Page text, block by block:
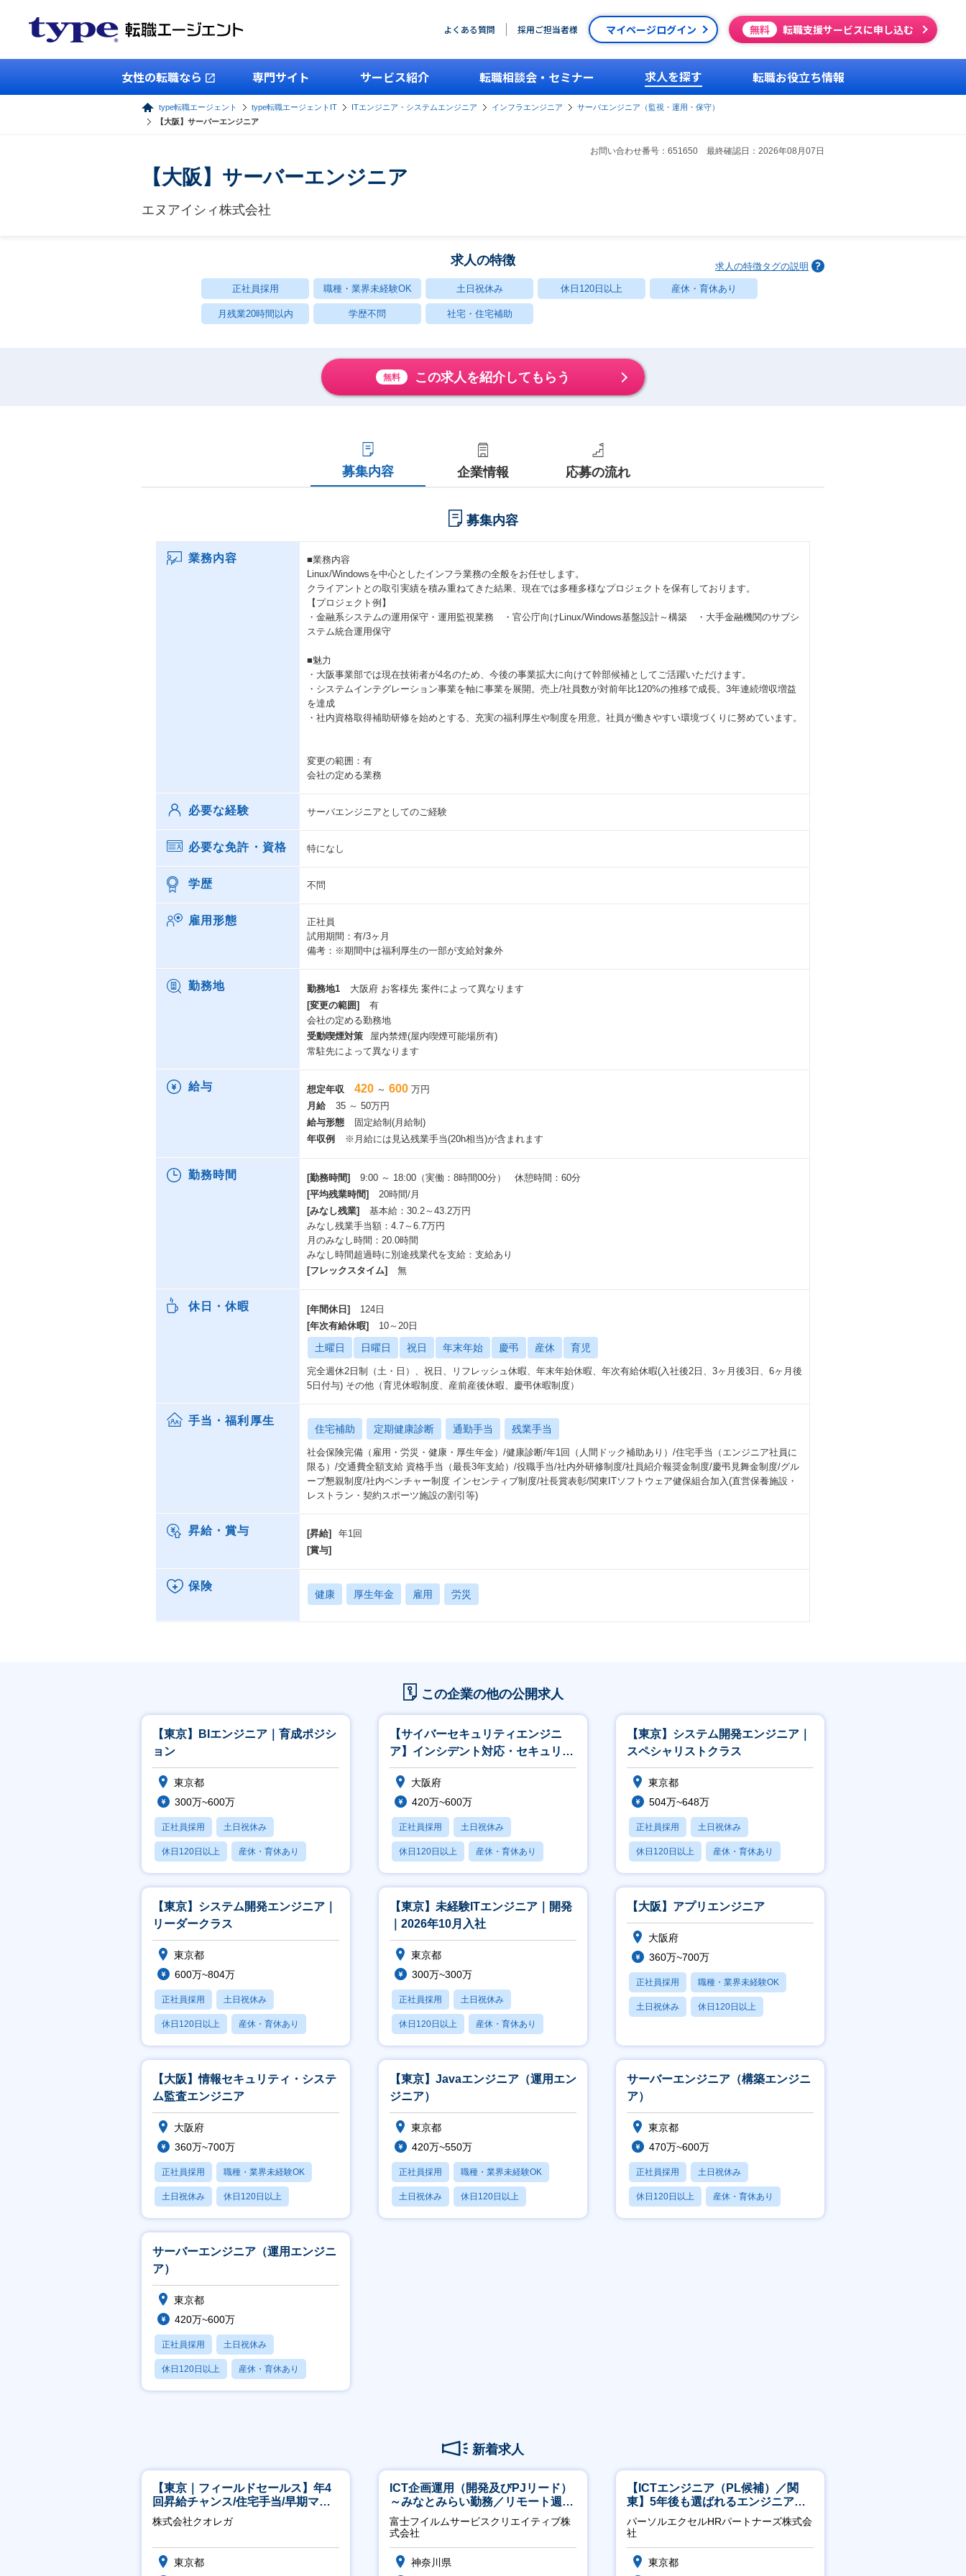
よくある質問 採用ご担当者様 マイページログイン 無料 転職支援サービスに申し込む
女性の転職なら 専門サイト サービス紹介 転職相談会・セミナー 求人を探す 転職お役立ち情報
type転職エージェント type転職エージェントIT ITエンジニア・システムエンジニア インフラエンジニア
サーバエンジニア（監視・運用・保守）
【大阪】サーバーエンジニア
お問い合わせ番号：651650 最終確認日：2026年08月07日
【大阪】サーバーエンジニア
エヌアイシィ株式会社
求人の特徴 求人の特徴タグの説明
正社員採用 職種・業界未経験OK 土日祝休み 休日120日以上 産休・育休あり
月残業20時間以内 学歴不問 社宅・住宅補助
無料 この求人を紹介してもらう
募集内容 企業情報 応募の流れ
募集内容
業務内容
■業務内容
Linux/Windowsを中心としたインフラ業務の全般をお任せします。
クライアントとの取引実績を積み重ねてきた結果、現在では多種多様なプロジェクトを保有しております。
【プロジェクト例】
・金融系システムの運用保守・運用監視業務 ・官公庁向けLinux/Windows基盤設計～構築 ・大手金融機関のサブシ
ステム統合運用保守
■魅力
・大阪事業部では現在技術者が4名のため、今後の事業拡大に向けて幹部候補としてご活躍いただけます。
・システムインテグレーション事業を軸に事業を展開。売上/社員数が対前年比120%の推移で成長。3年連続増収増益
を達成
・社内資格取得補助研修を始めとする、充実の福利厚生や制度を用意。社員が働きやすい環境づくりに努めています。
変更の範囲：有
会社の定める業務
必要な経験 サーバエンジニアとしてのご経験
必要な免許・資格 特になし
学歴 不問
雇用形態
正社員
試用期間：有/3ヶ月
備考：※期間中は福利厚生の一部が支給対象外
勤務地 勤務地1
大阪府 お客様先 案件によって異なります
[変更の範囲]
有
会社の定める勤務地
受動喫煙対策
屋内禁煙(屋内喫煙可能場所有)
常駐先によって異なります
給与 想定年収 420 ～ 600 万円
月給
35 ～ 50万円
給与形態
固定給制(月給制)
年収例
※月給には見込残業手当(20h相当)が含まれます
勤務時間 [勤務時間]
9:00 ～ 18:00（実働：8時間00分） 休憩時間：60分
[平均残業時間]
20時間/月
[みなし残業]
基本給：30.2～43.2万円
みなし残業手当額：4.7～6.7万円
月のみなし時間：20.0時間
みなし時間超過時に別途残業代を支給：支給あり
[フレックスタイム]
無
休日・休暇 [年間休日]
124日
[年次有給休暇]
10～20日
土曜日 日曜日 祝日 年末年始 慶弔 産休 育児
完全週休2日制（土・日）、祝日、リフレッシュ休暇、年末年始休暇、年次有給休暇(入社後2日、3ヶ月後3日、6ヶ月後
5日付与) その他（育児休暇制度、産前産後休暇、慶弔休暇制度）
手当・福利厚生
住宅補助 定期健康診断 通勤手当 残業手当
社会保険完備（雇用・労災・健康・厚生年金）/健康診断/年1回（人間ドック補助あり）/住宅手当（エンジニア社員に
限る）/交通費全額支給 資格手当（最長3年支給）/役職手当/社内外研修制度/社員紹介報奨金制度/慶弔見舞金制度/グル
ープ懇親制度/社内ベンチャー制度 インセンティブ制度/社長賞表彰/関東ITソフトウェア健保組合加入(直営保養施設・
レストラン・契約スポーツ施設の割引等)
昇給・賞与 [昇給]
年1回
[賞与]
保険
健康 厚生年金 雇用 労災
この企業の他の公開求人
【東京】BIエンジニア｜育成ポジシ
ョン
東京都
300万~600万
正社員採用 土日祝休み
休日120日以上 産休・育休あり
学歴不問
【サイバーセキュリティエンジニ
ア】インシデント対応・セキュリテ
ィ運用改善｜大手企業プロジェクト
大阪府
420万~600万
正社員採用 土日祝休み
休日120日以上 産休・育休あり
学歴不問
【東京】システム開発エンジニア｜
スペシャリストクラス
東京都
504万~648万
正社員採用 土日祝休み
休日120日以上 産休・育休あり
学歴不問
【東京】システム開発エンジニア｜
リーダークラス
東京都
600万~804万
正社員採用 土日祝休み
休日120日以上 産休・育休あり
月残業20時間以内
【東京】未経験ITエンジニア｜開発
｜2026年10月入社
東京都
300万~300万
正社員採用 土日祝休み
休日120日以上 産休・育休あり
社宅・住宅補助
【大阪】アプリエンジニア
大阪府
360万~700万
正社員採用 職種・業界未経験OK
土日祝休み 休日120日以上
【大阪】情報セキュリティ・システ
ム監査エンジニア
大阪府
360万~700万
正社員採用 職種・業界未経験OK
土日祝休み 休日120日以上
産休・育休あり
【東京】Javaエンジニア（運用エン
ジニア）
東京都
420万~550万
正社員採用 職種・業界未経験OK
土日祝休み 休日120日以上
産休・育休あり
サーバーエンジニア（構築エンジニ
ア）
東京都
470万~600万
正社員採用 土日祝休み
休日120日以上 産休・育休あり
月残業20時間以内
サーバーエンジニア（運用エンジニ
ア）
東京都
420万~600万
正社員採用 土日祝休み
休日120日以上 産休・育休あり
月残業20時間以内
新着求人
【東京｜フィールドセールス】年4
回昇給チャンス/住宅手当/早期マネ
ジメント機会あり！
株式会社クオレガ
東京都
ICT企画運用（開発及びPJリード）
～みなとみらい勤務／リモート週
2OK／業務改善～
富士フイルムサービスクリエイティブ株
式会社
神奈川県
【ICTエンジニア（PL候補）／関
東】5年後も選ばれるエンジニアへ
／チーム運営・体制構築
パーソルエクセルHRパートナーズ株式会
社
東京都